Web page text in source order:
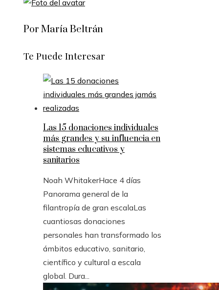
Por María Beltrán
Te Puede Interesar
Las 15 donaciones individuales
más grandes y su influencia en
sistemas educativos y
sanitarios
Noah WhitakerHace 4 días
Panorama general de la
filantropía de gran escalaLas
cuantiosas donaciones
personales han transformado los
ámbitos educativo, sanitario,
científico y cultural a escala
global. Dura...